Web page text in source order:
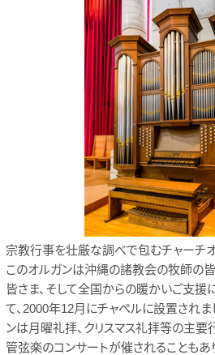
宗教行事を壮厳な調べで包むチャーチオ
このオルガンは沖縄の諸教会の牧師の
皆さま、そして全国からの暖かいご支援
て、2000年12月にチャペルに設置され
ンは月曜礼拝、クリスマス礼拝等の主
管弦楽のコンサートが催されることもあ